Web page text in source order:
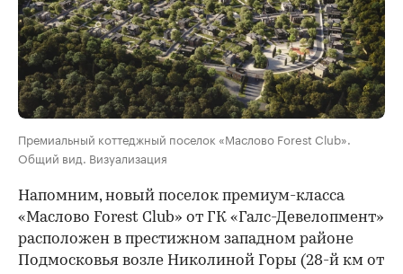
Премиальный коттеджный поселок «Маслово Forest Club».
Общий вид. Визуализация
Напомним, новый поселок премиум-класса
«Маслово Forest Club» от ГК «Галс-Девелопмент»
расположен в престижном западном районе
Подмосковья возле Николиной Горы (28-й км от